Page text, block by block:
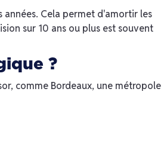
Cela permet d'amortir les
sur 10 ans ou plus est souvent
?
comme Bordeaux, une métropole